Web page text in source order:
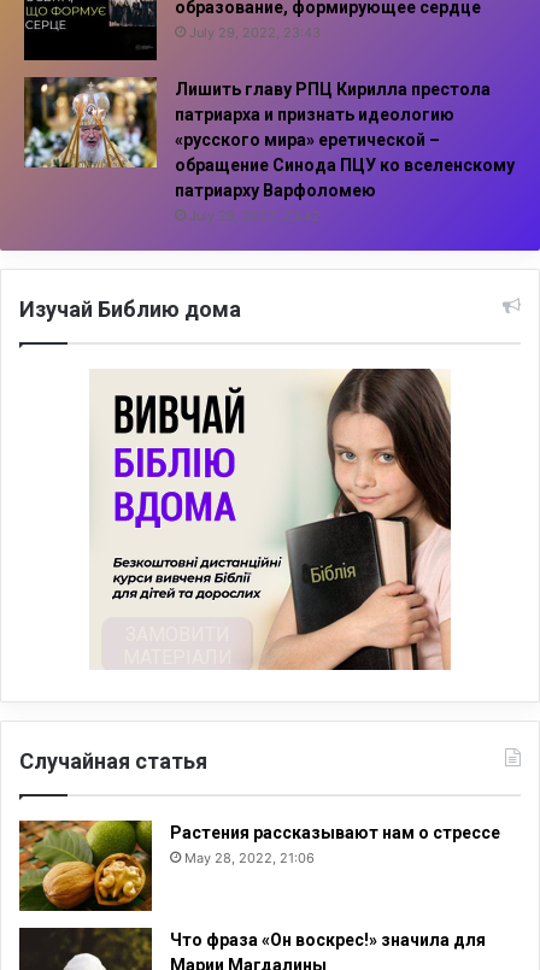
образование, формирующее сердце
July 29, 2022, 23:43
Лишить главу РПЦ Кирилла престола
патриарха и признать идеологию
«русского мира» еретической –
обращение Синода ПЦУ ко вселенскому
патриарху Варфоломею
July 29, 2022, 23:42
Изучай Библию дома
Случайная статья
Растения рассказывают нам о стрессе
May 28, 2022, 21:06
Что фраза «Он воскрес!» значила для
Марии Магдалины